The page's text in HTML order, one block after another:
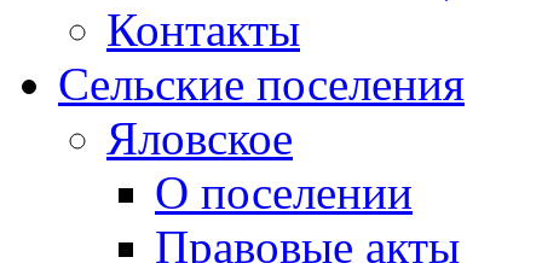
Контакты
Сельские поселения
Яловское
О поселении
Правовые акты